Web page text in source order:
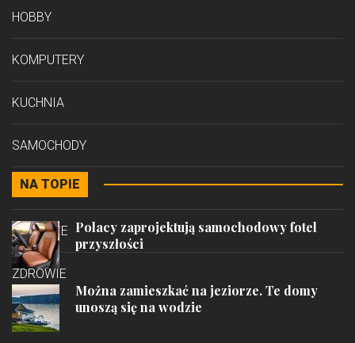
HOBBY
KOMPUTERY
KUCHNIA
SAMOCHODY
STYL
PODRÓŻE
ZDROWIE
NA TOPIE
Polacy zaprojektują samochodowy fotel
przyszłości
Można zamieszkać na jeziorze. Te domy
unoszą się na wodzie